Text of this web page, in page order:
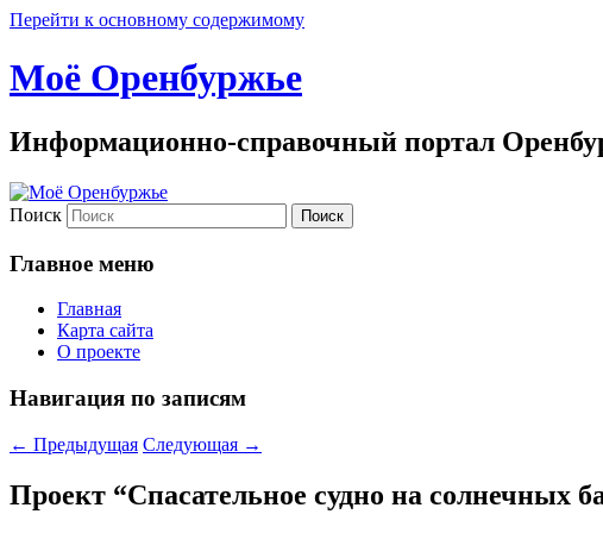
Перейти к основному содержимому
Моё Оренбуржье
Информационно-справочный портал
Поиск
Главное меню
Главная
Карта сайта
О проекте
Навигация по записям
← Предыдущая Следующая →
Проект “Спасательное судно на солнечных